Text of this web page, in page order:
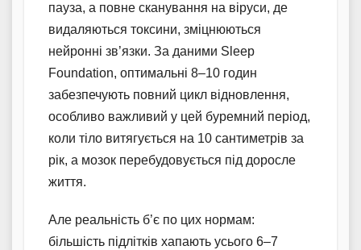
пауза, а повне сканування на віруси, де
видаляються токсини, зміцнюються
нейронні зв’язки. За даними Sleep
Foundation, оптимальні 8–10 годин
забезпечують повний цикл відновлення,
особливо важливий у цей буремний період,
коли тіло витягується на 10 сантиметрів за
рік, а мозок перебудовується під доросле
життя.
Але реальність б’є по цих нормам:
більшість підлітків хапають усього 6–7